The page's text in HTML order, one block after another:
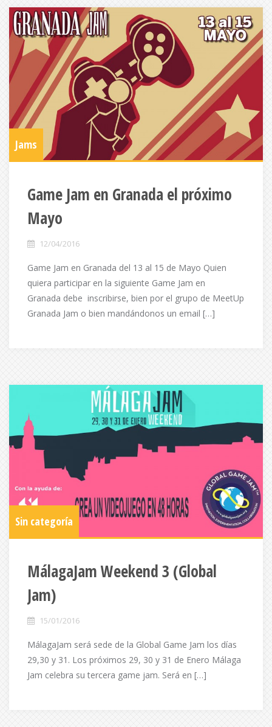
Jams
Game Jam en Granada el próximo
Mayo
12/04/2016
Game Jam en Granada del 13 al 15 de Mayo Quien
quiera participar en la siguiente Game Jam en
Granada debe inscribirse, bien por el grupo de MeetUp
Granada Jam o bien mandándonos un email […]
Sin categoría
MálagaJam Weekend 3 (Global
Jam)
15/01/2016
MálagaJam será sede de la Global Game Jam los días
29,30 y 31. Los próximos 29, 30 y 31 de Enero Málaga
Jam celebra su tercera game jam. Será en […]